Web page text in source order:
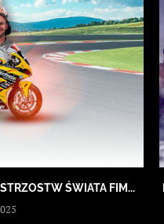
ŚWIATA FIM...